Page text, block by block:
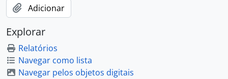
Adicionar
Explorar
Relatórios
Navegar como lista
Navegar pelos objetos digitais